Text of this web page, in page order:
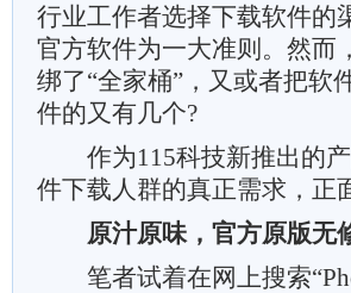
行业工作者选择下载软件的
官方软件为一大准则。然而
绑了“全家桶”，又或者把软
件的又有几个?
作为115科技新推出的产
件下载人群的真正需求，正
原汁原味，官方原版无
笔者试着在网上搜索